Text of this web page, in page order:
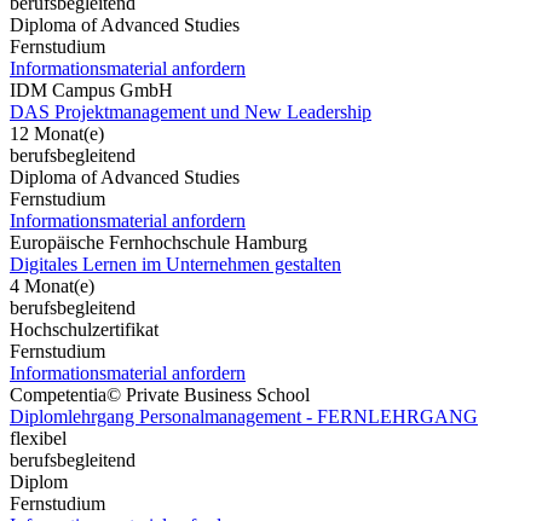
Diploma of Advanced Studies
Fernstudium
Informationsmaterial anfordern
IDM Campus GmbH
DAS Projektmanagement und New Leadership
12 Monat(e)
berufsbegleitend
Diploma of Advanced Studies
Fernstudium
Informationsmaterial anfordern
Europäische Fernhochschule Hamburg
Digitales Lernen im Unternehmen gestalten
4 Monat(e)
berufsbegleitend
Hochschulzertifikat
Fernstudium
Informationsmaterial anfordern
Competentia© Private Business School
Diplomlehrgang Personalmanagement - FERNLEHRGANG
flexibel
berufsbegleitend
Diplom
Fernstudium